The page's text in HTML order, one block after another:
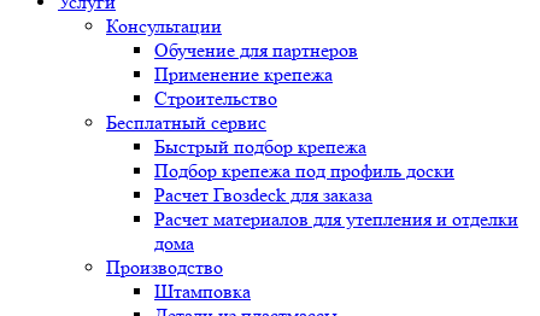
Консультации
Обучение для партнеров
Применение крепежа
Строительство
Бесплатный сервис
Быстрый подбор крепежа
Подбор крепежа под профиль доски
Расчет Гвозdeck для заказа
Расчет материалов для утепления и отделки
дома
Производство
Штамповка